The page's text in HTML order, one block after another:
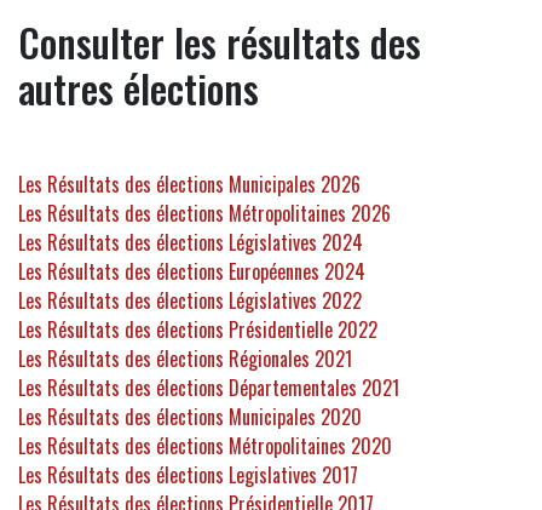
Consulter les résultats des
autres élections
Les Résultats des élections Municipales 2026
Les Résultats des élections Métropolitaines 2026
Les Résultats des élections Législatives 2024
Les Résultats des élections Européennes 2024
Les Résultats des élections Législatives 2022
Les Résultats des élections Présidentielle 2022
Les Résultats des élections Régionales 2021
Les Résultats des élections Départementales 2021
Les Résultats des élections Municipales 2020
Les Résultats des élections Métropolitaines 2020
Les Résultats des élections Legislatives 2017
Les Résultats des élections Présidentielle 2017